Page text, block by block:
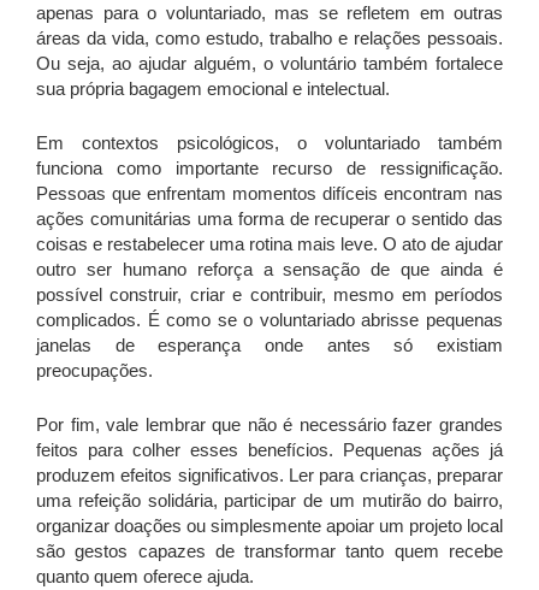
apenas para o voluntariado, mas se refletem em outras
áreas da vida, como estudo, trabalho e relações pessoais.
Ou seja, ao ajudar alguém, o voluntário também fortalece
sua própria bagagem emocional e intelectual.
Em contextos psicológicos, o voluntariado também
funciona como importante recurso de ressignificação.
Pessoas que enfrentam momentos difíceis encontram nas
ações comunitárias uma forma de recuperar o sentido das
coisas e restabelecer uma rotina mais leve. O ato de ajudar
outro ser humano reforça a sensação de que ainda é
possível construir, criar e contribuir, mesmo em períodos
complicados. É como se o voluntariado abrisse pequenas
janelas de esperança onde antes só existiam
preocupações.
Por fim, vale lembrar que não é necessário fazer grandes
feitos para colher esses benefícios. Pequenas ações já
produzem efeitos significativos. Ler para crianças, preparar
uma refeição solidária, participar de um mutirão do bairro,
organizar doações ou simplesmente apoiar um projeto local
são gestos capazes de transformar tanto quem recebe
quanto quem oferece ajuda.